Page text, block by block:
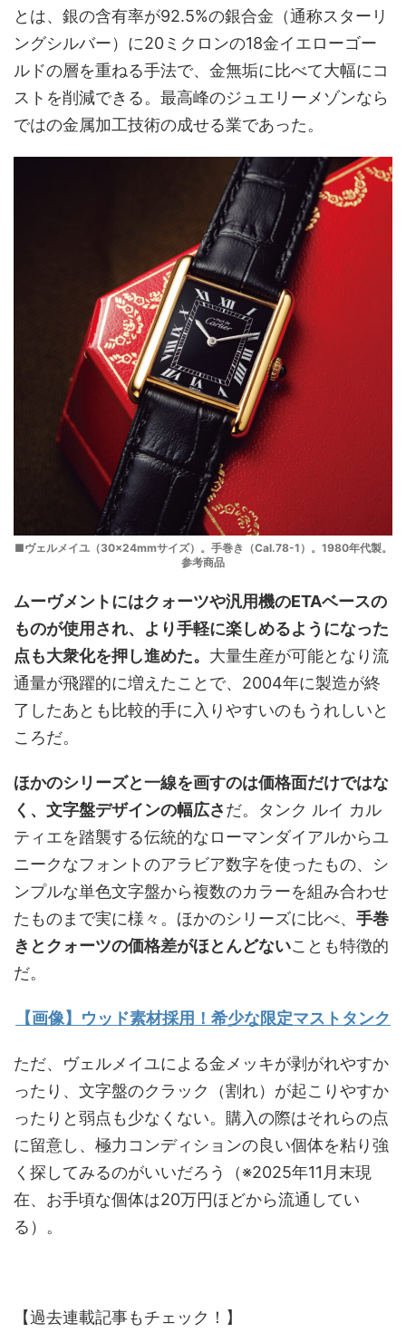
とは、銀の含有率が92.5%の銀合金（通称スターリ
ングシルバー）に20ミクロンの18金イエローゴー
ルドの層を重ねる手法で、金無垢に比べて大幅にコ
ストを削減できる。最高峰のジュエリーメゾンなら
ではの金属加工技術の成せる業であった。
■ヴェルメイユ（30×24mmサイズ）。手巻き（Cal.78-1）。1980年代製。
参考商品
ムーヴメントにはクォーツや汎用機のETAベースの
ものが使用され、より手軽に楽しめるようになった
点も大衆化を押し進めた。 大量生産が可能となり流
通量が飛躍的に増えたことで、2004年に製造が終
了したあとも比較的手に入りやすいのもうれしいと
ころだ。
ほかのシリーズと一線を画すのは価格面だけではな
く、文字盤デザインの幅広さだ。タンク ルイ カル
ティエを踏襲する伝統的なローマンダイアルからユ
ニークなフォントのアラビア数字を使ったもの、シ
ンプルな単色文字盤から複数のカラーを組み合わせ
たものまで実に様々。ほかのシリーズに比べ、 手巻
きとクォーツの価格差がほとんどないことも特徴的
だ。
【画像】ウッド素材採用！希少な限定マストタンク
ただ、ヴェルメイユによる金メッキが剥がれやすか
ったり、文字盤のクラック（割れ）が起こりやすか
ったりと弱点も少なくない。購入の際はそれらの点
に留意し、極力コンディションの良い個体を粘り強
く探してみるのがいいだろう（※2025年11月末現
在、お手頃な個体は20万円ほどから流通してい
る）。
【過去連載記事もチェック！】